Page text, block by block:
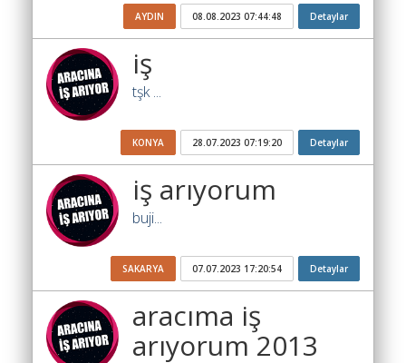
arayanlar
Ajandam
Hakkımızda
İletişim
AYDIN 08.08.2023 07:44:48 Detaylar
iş
tşk ...
KONYA 28.07.2023 07:19:20 Detaylar
iş arıyorum
buji...
SAKARYA 07.07.2023 17:20:54 Detaylar
aracıma iş
arıyorum 2013